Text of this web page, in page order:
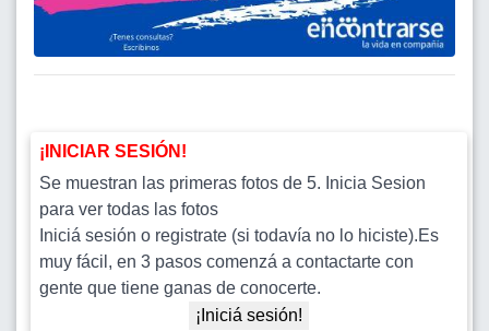
¡INICIAR SESIÓN!
Se muestran las primeras fotos de 5. Inicia Sesion
para ver todas las fotos
Iniciá sesión o registrate (si todavía no lo hiciste).Es
muy fácil, en 3 pasos comenzá a contactarte con
gente que tiene ganas de conocerte.
¡Iniciá sesión!